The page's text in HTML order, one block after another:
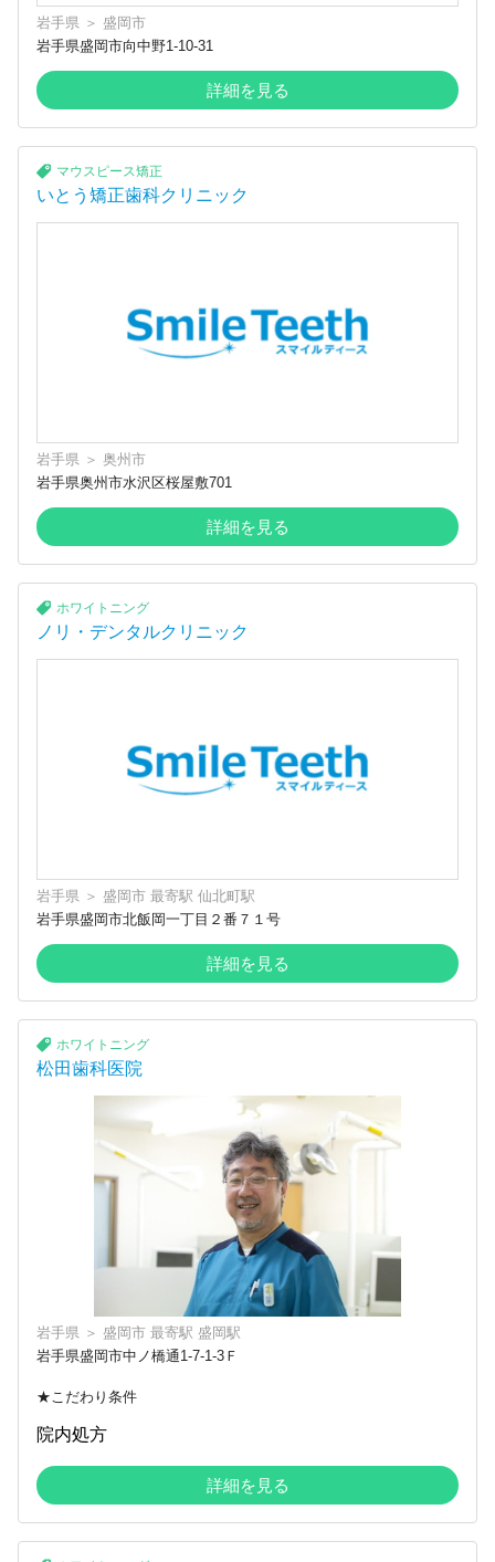
岩手県 ＞ 盛岡市
岩手県盛岡市向中野1-10-31
詳細を見る
マウスピース矯正
いとう矯正歯科クリニック
岩手県 ＞ 奥州市
岩手県奥州市水沢区桜屋敷701
詳細を見る
ホワイトニング
ノリ・デンタルクリニック
岩手県 ＞ 盛岡市 最寄駅 仙北町駅
岩手県盛岡市北飯岡一丁目２番７１号
詳細を見る
ホワイトニング
松田歯科医院
岩手県 ＞ 盛岡市 最寄駅 盛岡駅
岩手県盛岡市中ノ橋通1-7-1-3Ｆ
★こだわり条件
院内処方
詳細を見る